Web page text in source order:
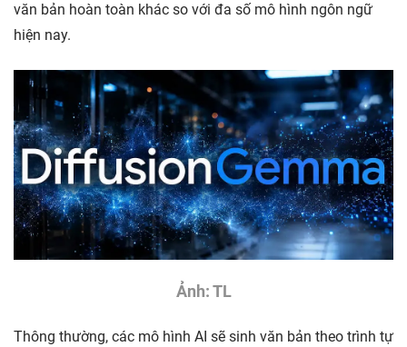
văn bản hoàn toàn khác so với đa số mô hình ngôn ngữ
hiện nay.
Ảnh: TL
Thông thường, các mô hình AI sẽ sinh văn bản theo trình tự